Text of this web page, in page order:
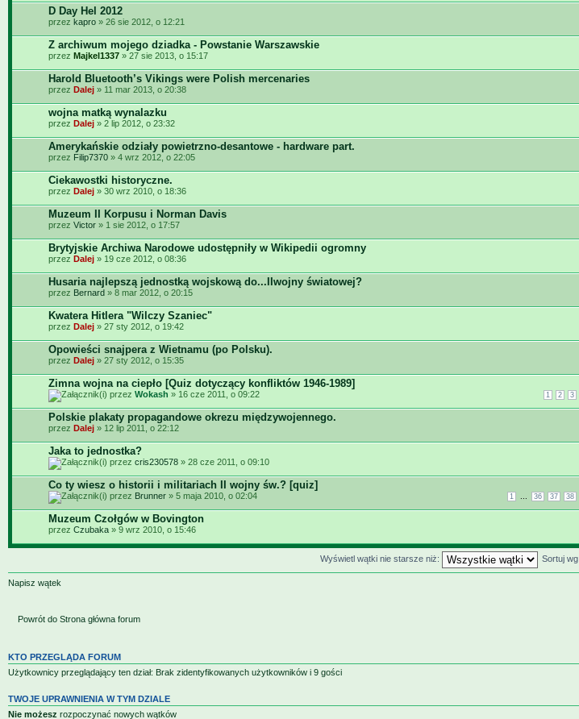
D Day Hel 2012
przez kapro » 26 sie 2012, o 12:21
Z archiwum mojego dziadka - Powstanie Warszawskie
przez Majkel1337 » 27 sie 2013, o 15:17
Harold Bluetooth’s Vikings were Polish mercenaries
przez Dalej » 11 mar 2013, o 20:38
wojna matką wynalazku
przez Dalej » 2 lip 2012, o 23:32
Amerykańskie odziały powietrzno-desantowe - hardware part.
przez Filip7370 » 4 wrz 2012, o 22:05
Ciekawostki historyczne.
przez Dalej » 30 wrz 2010, o 18:36
Muzeum II Korpusu i Norman Davis
przez Victor » 1 sie 2012, o 17:57
Brytyjskie Archiwa Narodowe udostępniły w Wikipedii ogromny
przez Dalej » 19 cze 2012, o 08:36
Husaria najlepszą jednostką wojskową do...IIwojny światowej?
przez Bernard » 8 mar 2012, o 20:15
Kwatera Hitlera "Wilczy Szaniec"
przez Dalej » 27 sty 2012, o 19:42
Opowieści snajpera z Wietnamu (po Polsku).
przez Dalej » 27 sty 2012, o 15:35
Zimna wojna na ciepło [Quiz dotyczący konfliktów 1946-1989]
1 2 3
przez Wokash » 16 cze 2011, o 09:22
Polskie plakaty propagandowe okrezu międzywojennego.
przez Dalej » 12 lip 2011, o 22:12
Jaka to jednostka?
przez cris230578 » 28 cze 2011, o 09:10
Co ty wiesz o historii i militariach II wojny św.? [quiz]
1 36 37 38
przez Brunner » 5 maja 2010, o 02:04
Muzeum Czołgów w Bovington
przez Czubaka » 9 wrz 2010, o 15:46
Wyświetl wątki nie starsze niż: Sortuj wg
Napisz wątek
Powrót do Strona główna forum
KTO PRZEGLĄDA FORUM
Użytkownicy przeglądający ten dział: Brak zidentyfikowanych użytkowników i 9 gości
TWOJE UPRAWNIENIA W TYM DZIALE
Nie możesz rozpoczynać nowych wątków